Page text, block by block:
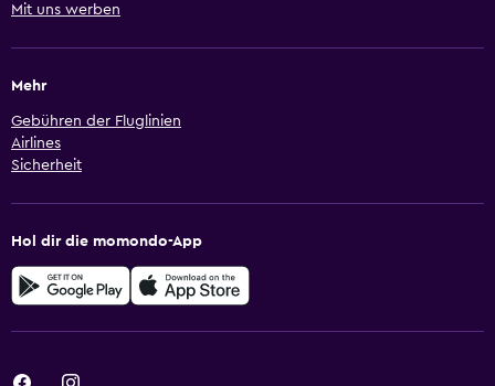
Mit uns werben
Mehr
Gebühren der Fluglinien
Airlines
Sicherheit
Hol dir die momondo-App